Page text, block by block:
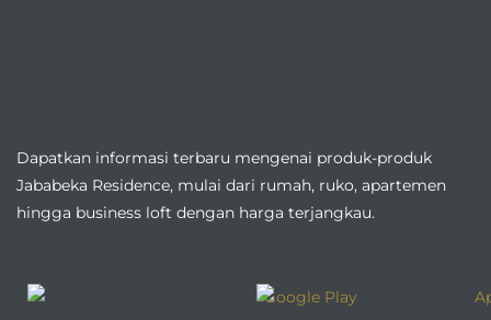
Dapatkan informasi terbaru mengenai produk-produk
Jababeka Residence, mulai dari rumah, ruko, apartemen
hingga business loft dengan harga terjangkau.